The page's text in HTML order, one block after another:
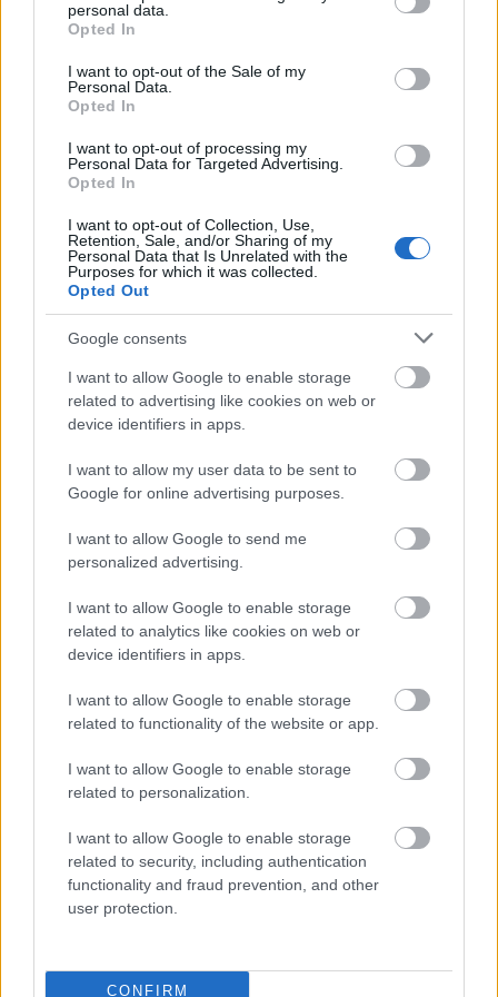
grant or deny consent to Google and its third-party tags to
use your data for below specified purposes in below Google
consent section.
personal data.
Opted In
I want to opt-out of the Sale of my
Personal Data.
Opted In
I want to opt-out of processing my
Personal Data for Targeted Advertising.
Opted In
I want to opt-out of Collection, Use,
Retention, Sale, and/or Sharing of my
Personal Data that Is Unrelated with the
Purposes for which it was collected.
Opted Out
Google consents
I want to allow Google to enable storage
related to advertising like cookies on web or
device identifiers in apps.
I want to allow my user data to be sent to
Google for online advertising purposes.
I want to allow Google to send me
personalized advertising.
I want to allow Google to enable storage
related to analytics like cookies on web or
device identifiers in apps.
I want to allow Google to enable storage
related to functionality of the website or app.
I want to allow Google to enable storage
related to personalization.
I want to allow Google to enable storage
related to security, including authentication
functionality and fraud prevention, and other
user protection.
CONFIRM
hade en sekund till godo på Leo Johansson som
slutade tvåa. Anton Grahn som vann lördagens
lopp, fick nöja sig med en tredjeplats i
skejtloppet.
Topp 3 söndag:
2) Tove Norgren, Domnarvets GOIF, +41,1, 3)
Ida Bervenståhl, Garphyttans IF, +54,4.
Herrar: 1) Elias Danielsson, Högbo GIF, 23.20,6,
2) Leo Johansson, Falun Borlänge SK, +1,1, 3)
Anton Grahn, IFK Mora SK, +12,5
Prenumerera på vårt nyhetsbrev
MEST LÄSTA
Tagna
Hjärt
ade